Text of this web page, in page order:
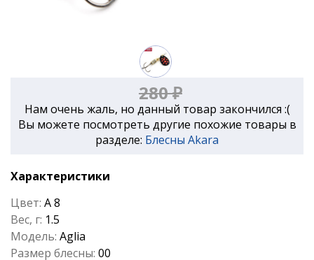
280 ₽
Нам очень жаль, но данный товар закончился :(
Вы можете посмотреть другие похожие товары в
разделе: Блесны Akara
Характеристики
Цвет: A 8
Вес, г: 1.5
Модель: Aglia
Размер блесны: 00